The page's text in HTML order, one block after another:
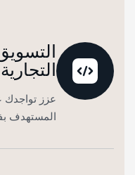
التجارية
عزز تواجدك
المستهدف